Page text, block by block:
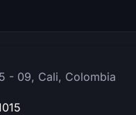
- 09, Cali, Colombia